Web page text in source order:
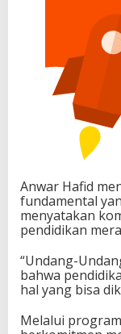
Anwar Hafid
fundamental
menyatakan
pendidikan
“Undang-
bahwa
hal yang bisa
Melalui